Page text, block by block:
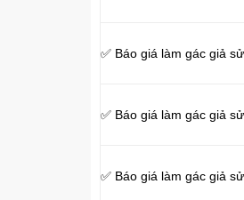
✅ Báo giá làm gác giả
✅ Báo giá làm gác giả
✅ Báo giá làm gác giả